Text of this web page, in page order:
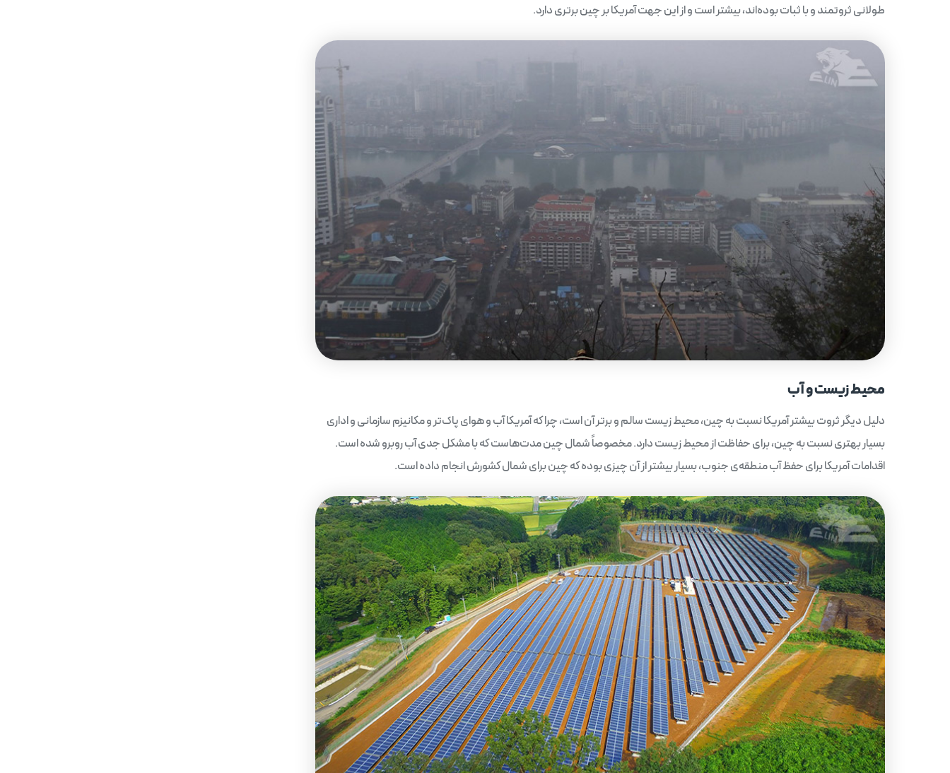
طولانی ثروتمند و با ثبات بوده‌اند، بیشتر است و از این جهت آمریکا بر چین برتری دارد.
محیط زیست و آب
دلیل دیگر ثروت بیشتر آمریکا نسبت به چین، محیط زیست سالم و برتر آن است، چرا که آمریکا آب و هوای پاک‌تر و مکانیزم سازمانی و اداری
بسیار بهتری نسبت به چین، برای حفاظت از محیط زیست دارد. مخصوصاً شمال چین مدت‌هاست که با مشکل جدی آب روبرو شده است.
اقدامات آمریکا برای حفظ آب منطقه‌ی جنوب، بسیار بیشتر از آن چیزی بوده که چین برای شمال کشورش انجام داده است.